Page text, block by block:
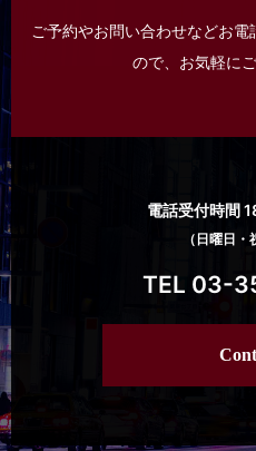
ご予約やお問い合わせなどお
ので、 お気軽に
電話受付時間
（日曜日・
TEL 03-